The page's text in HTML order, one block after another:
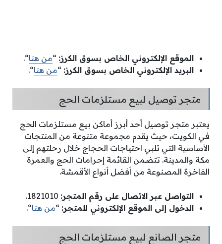
الموقع الإلكتروني الخاص بسوق الكرز: “من هنا“.
البريد الإلكتروني الخاص بسوق الكرز: “من هنا“.
متجر توصيل لبيع مستلزمات الحج
يعتبر متجر توصيل أحد أبرز أماكن بيع مستلزمات الحج
في الكويت، حيث يقدم مجموعة متنوعة من المنتجات
الأساسية التي تلبي احتياجات الحجاج خلال رحلتهم إلى
مكة والمدينة. تتضمن القائمة إحرامات الحج والعمرة
الفاخرة المصنوعة من أفضل أنواع الأقمشة.
التواصل عبر الاتصال على رقم المتجر:
الدخول إلى الموقع الإلكتروني للمتجر: “من هنا“.
متجر الصانع لبيع مستلزمات الحج